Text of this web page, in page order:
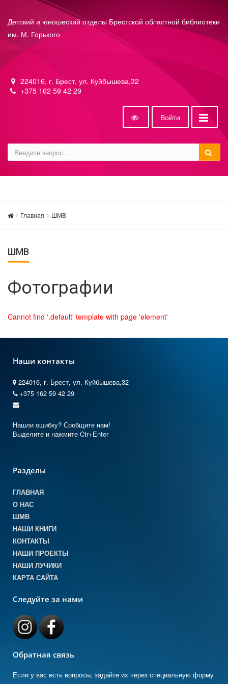
Детский и юношеский отделы Брестской областной библиотеки
им. М. Горького
224016, г. Брест, ул. Куйбышева,32
+375 162 59 42 29
Войти
Главная ШМВ
ШМВ
Фотографии
Cannot find '.default' template with page 'element'
Наши контакты
224016, г. Брест, ул. Куйбышева,32
+375 162 59 42 29
Нашли ошибку? Сообщите нам!
Выделите и нажмите Ctr+Enter
Разделы
ГЛАВНАЯ
О НАС
ШМВ
НАШИ КНИГИ
КОНТАКТЫ
НАШИ ПРОЕКТЫ
НАШИ ЛУЧИКИ
КАРТА САЙТА
Следуйте за нами
Обратная связь
Если у вас есть вопросы, задайте их через специальную форму